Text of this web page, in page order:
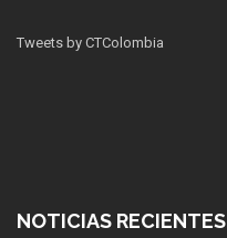
Tweets by CTColombia
NOTICIAS RECIENTES